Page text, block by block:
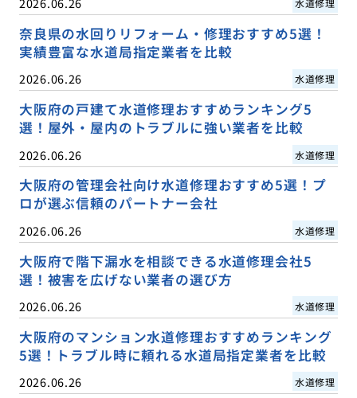
水道修理
奈良県の水回りリフォーム・修理おすすめ5選！
実績豊富な水道局指定業者を比較
2026.06.26 水道修理
大阪府の戸建て水道修理おすすめランキング5
選！屋外・屋内のトラブルに強い業者を比較
2026.06.26 水道修理
大阪府の管理会社向け水道修理おすすめ5選！プ
ロが選ぶ信頼のパートナー会社
2026.06.26 水道修理
大阪府で階下漏水を相談できる水道修理会社5
選！被害を広げない業者の選び方
2026.06.26 水道修理
大阪府のマンション水道修理おすすめランキング
5選！トラブル時に頼れる水道局指定業者を比較
2026.06.26 水道修理